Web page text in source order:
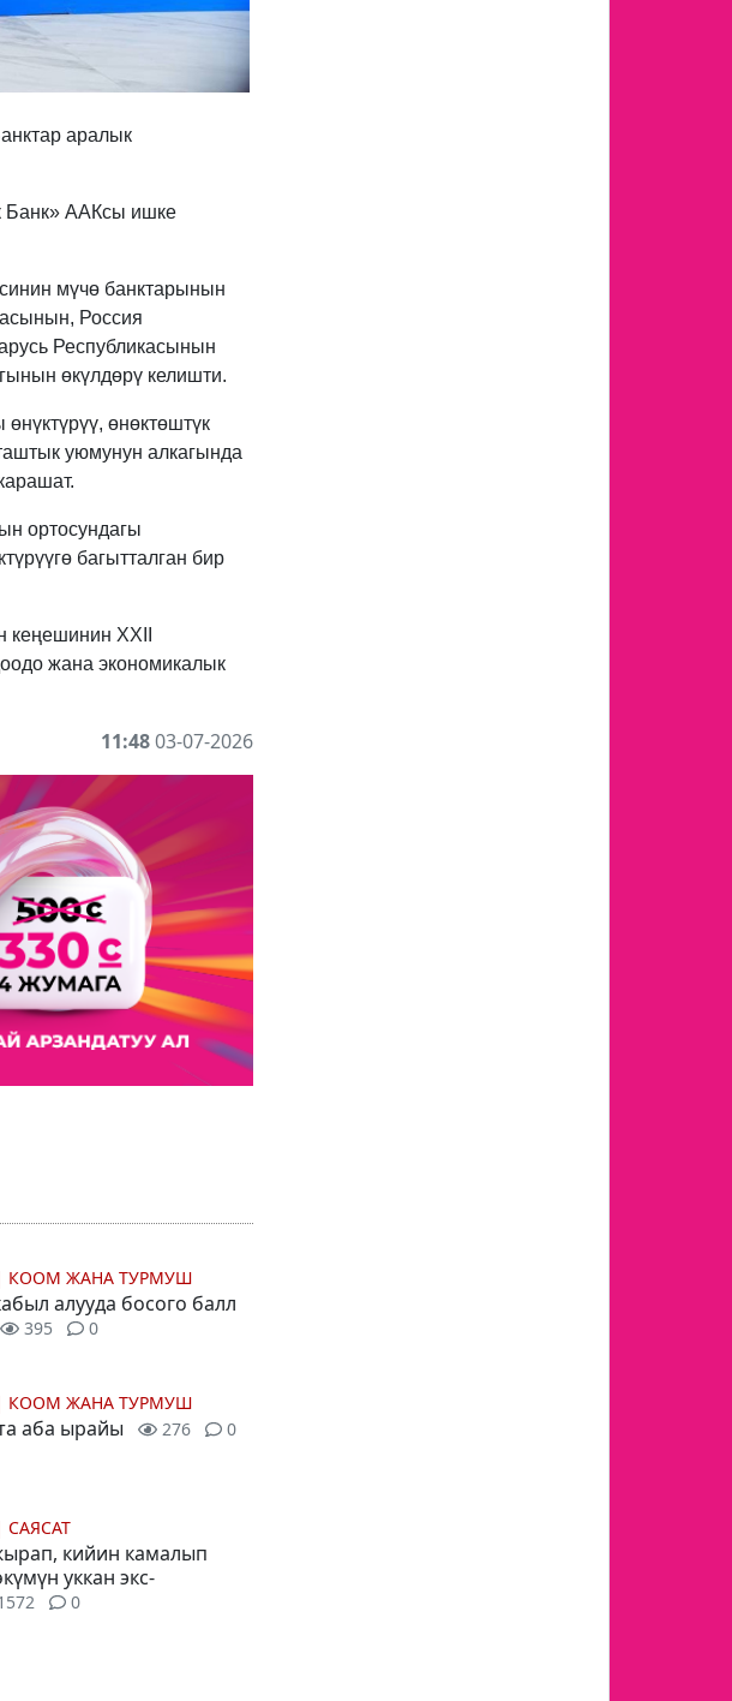
аралык
Банк» ААКсы ишке
мүчө банктарынын
Россия
Республикасынын
өкүлдөрү келишти.
өнөктөштүк
уюмунун алкагында
ортосундагы
багытталган бир
XXII
жана экономикалык
11:4803-07-2026
КООМ ЖАНА ТУРМУШ
алууда босого балл
395 0
КООМ ЖАНА ТУРМУШ
аба ырайы 276 0
САЯСАТ
кийин камалып
уккан экс-
0